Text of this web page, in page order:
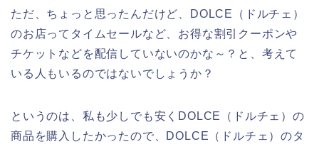
ただ、ちょっと思ったんだけど、DOLCE（ドルチェ）
のお店ってタイムセールなど、お得な割引クーポンや
チケットなどを配信していないのかな～？と、考えて
いる人もいるのではないでしょうか？
というのは、私も少しでも安くDOLCE（ドルチェ）の
商品を購入したかったので、DOLCE（ドルチェ）のタ